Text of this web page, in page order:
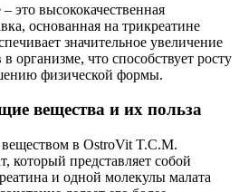
это высококачественная
основанная на трикреатине
значительное увеличение
организме, что способствует росту
физической формы.
вещества и их польза
в OstroVit T.C.M.
который представляет собой
и одной молекулы малата